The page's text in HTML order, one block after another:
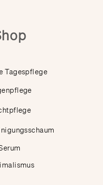
Tagespflege